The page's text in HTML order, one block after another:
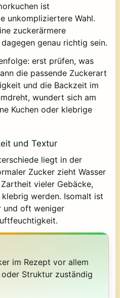
ist
unkompliziertere Wahl.
zuckerärmere
genau richtig sein.
erst prüfen, was
die passende Zuckerart
und die Backzeit im
wundert sich am
Kuchen oder klebrige
und Textur
liegt in der
Zucker zieht Wasser
vieler Gebäcke,
werden. Isomalt ist
und oft weniger
im Rezept vor allem
Struktur zuständig